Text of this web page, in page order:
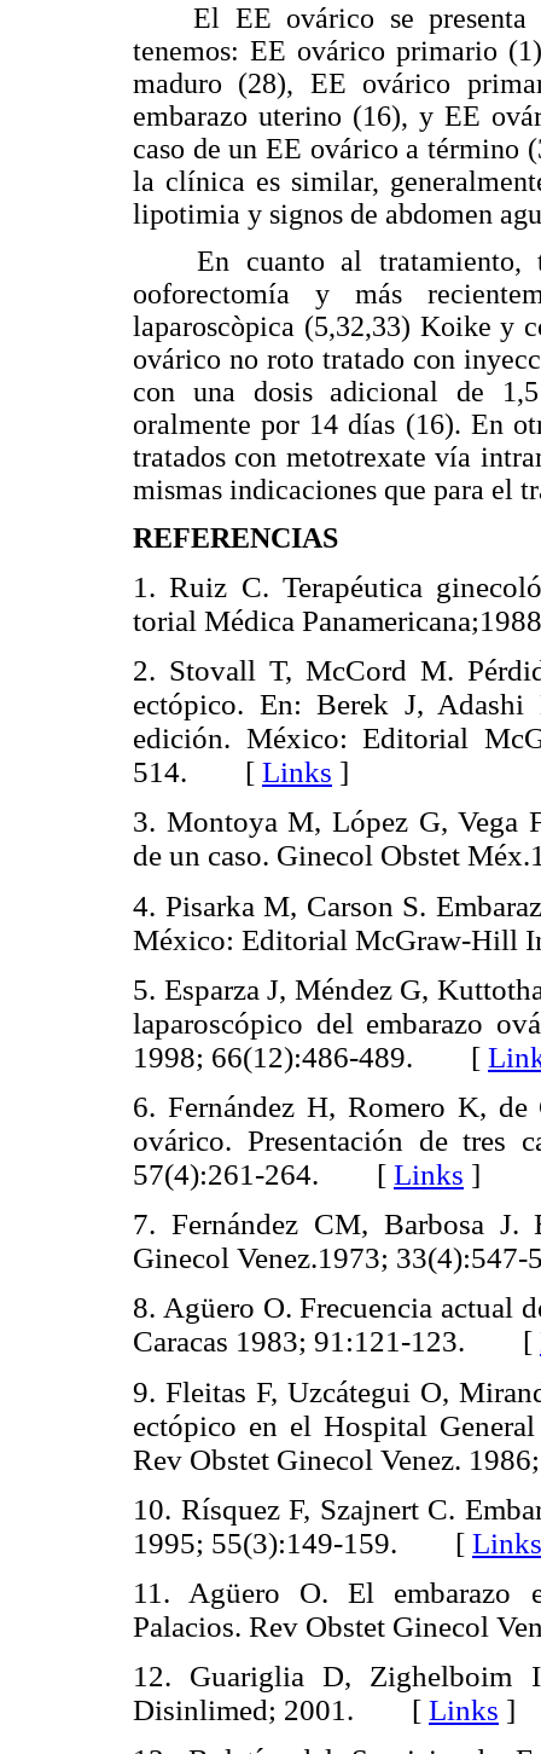
El EE ovárico se presenta
tenemos: EE ovárico primario
maduro (28), EE ovárico
embarazo uterino (16), y EE
caso de un EE ovárico a término
la clínica es similar,
lipotimia y signos de abdomen
En cuanto al tratamiento,
ooforectomía y más
laparoscòpica (5,32,33) Koike y
ovárico no roto tratado con
con una dosis adicional de
oralmente por 14 días (16). En
tratados con metotrexate vía
mismas indicaciones que para el
REFERENCIAS
1. Ruiz C. Terapéutica
torial Médica
2. Stovall T, McCord M.
ectópico. En: Berek J,
edición. México: Editorial
514. [ Links ]
3. Montoya M, López G, Vega
de un caso. Ginecol Obstet
4. Pisarka M, Carson S.
México: Editorial McGraw-
5. Esparza J, Méndez G,
laparoscópico del embarazo
1998; 66(12):486-489. [
6. Fernández H, Romero K,
ovárico. Presentación de tres
57(4):261-264. [ Links ]
7. Fernández CM, Barbosa J.
Ginecol Venez.1973;
8. Agüero O. Frecuencia actual
Caracas 1983; 91:121-123. [
9. Fleitas F, Uzcátegui O,
ectópico en el Hospital
Rev Obstet Ginecol Venez.
10. Rísquez F, Szajnert C.
1995; 55(3):149-159. [ Links
11. Agüero O. El embarazo
Palacios. Rev Obstet Ginecol
12. Guariglia D, Zighelboim
Disinlimed; 2001. [ Links ]